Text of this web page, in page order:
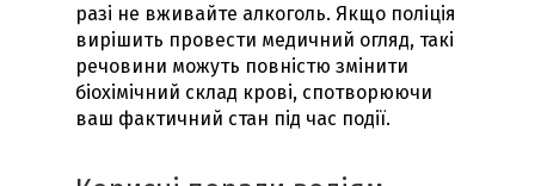
разі не вживайте алкоголь. Якщо поліція
вирішить провести медичний огляд, такі
речовини можуть повністю змінити
біохімічний склад крові, спотворюючи
ваш фактичний стан під час події.